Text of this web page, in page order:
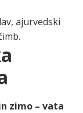
ajurvedski
zimo – vata